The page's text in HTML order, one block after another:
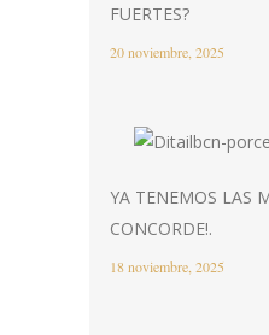
FUERTES?
20 noviembre, 2025
YA TENEMOS LAS
CONCORDE!.
18 noviembre, 2025